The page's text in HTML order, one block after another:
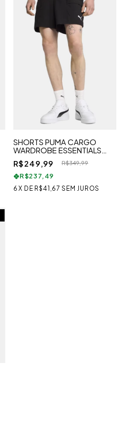
SHORTS PUMA CARGO
WARDROBE ESSENTIALS
PRETO
R$249,99 R$349,99
R$237,49
6 X DE R$41,67 SEM JUROS